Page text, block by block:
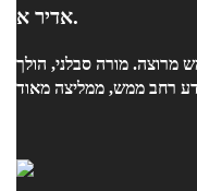
אדיר א.
מרוצה. מורה סבלני, הולך